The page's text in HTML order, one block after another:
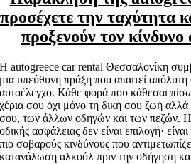
προσέχετε την ταχύτητα
προξενούν τον
Η autogreece car rental Θεσσαλονίκη
μια υπεύθυνη πράξη που απαιτεί
αυτοέλεγχο. Κάθε φορά που κάθεσαι πίσω
χέρια σου όχι μόνο τη δική σου ζωή
σου, των άλλων οδηγών και των πεζών.
οδικής ασφάλειας δεν είναι επιλογή·
πιο σοβαρούς κινδύνους που
κατανάλωση αλκοόλ πριν την οδήγηση